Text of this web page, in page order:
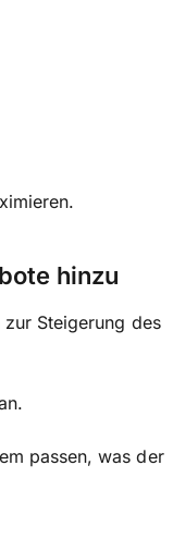
hinzu
Steigerung des
passen, was der